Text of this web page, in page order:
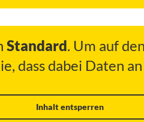
Standard. Um auf
dass dabei Daten
Inhalt entsperren